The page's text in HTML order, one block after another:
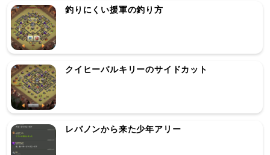
釣りにくい援軍の釣り方
クイヒーバルキリーのサイドカット
レバノンから来た少年アリー